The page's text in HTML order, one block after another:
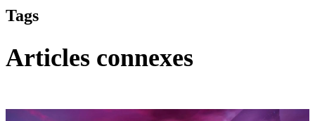
Tags
Articles connexes